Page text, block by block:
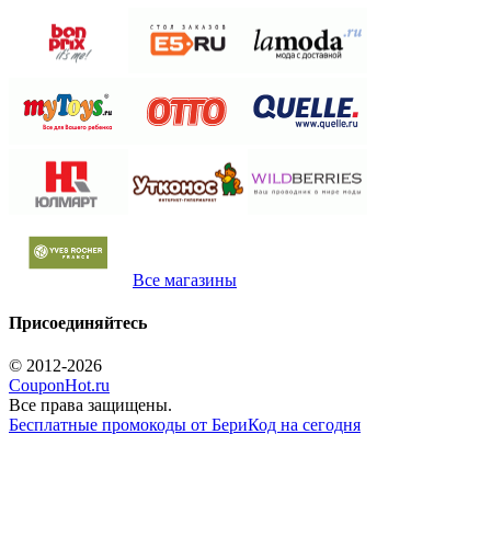
Все магазины
Присоединяйтесь
© 2012-2026
CouponHot.ru
Все права защищены.
Бесплатные промокоды от БериКод на сегодня